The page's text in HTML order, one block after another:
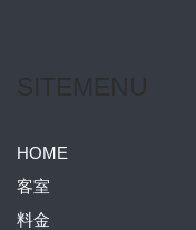
HOME
客室
料金